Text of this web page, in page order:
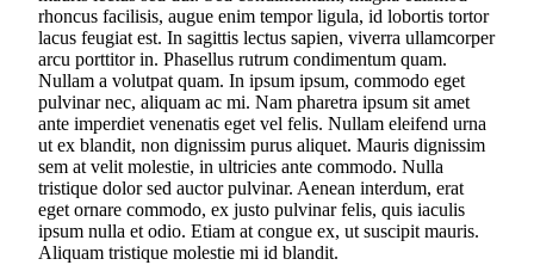
rhoncus facilisis, augue enim tempor ligula, id lobortis tortor
lacus feugiat est. In sagittis lectus sapien, viverra ullamcorper
arcu porttitor in. Phasellus rutrum condimentum quam.
Nullam a volutpat quam. In ipsum ipsum, commodo eget
pulvinar nec, aliquam ac mi. Nam pharetra ipsum sit amet
ante imperdiet venenatis eget vel felis. Nullam eleifend urna
ut ex blandit, non dignissim purus aliquet. Mauris dignissim
sem at velit molestie, in ultricies ante commodo. Nulla
tristique dolor sed auctor pulvinar. Aenean interdum, erat
eget ornare commodo, ex justo pulvinar felis, quis iaculis
ipsum nulla et odio. Etiam at congue ex, ut suscipit mauris.
Aliquam tristique molestie mi id blandit.